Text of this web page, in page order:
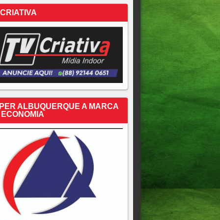
ALBUQUERQUE A MARCA
ECONOMIA